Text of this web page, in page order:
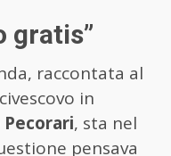
gratis”
raccontata al
in
, sta nel
pensava